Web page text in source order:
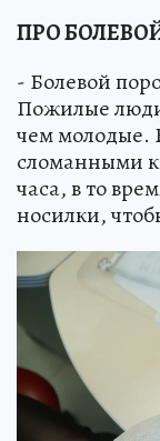
ПРО
- Болевой
Пожилые
чем молодые.
сломанными
часа, в то
носилки,